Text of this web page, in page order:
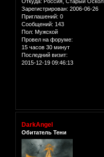
Откуда: Россия, Старый Оскол
Зарегистрирован: 2006-06-26
Приглашений: 0
Сообщений: 143
Пол: Мужской
Провел на форуме:
15 часов 30 минут
Последний визит:
2015-12-19 09:46:13
DarkAngel
Обитатель Тени